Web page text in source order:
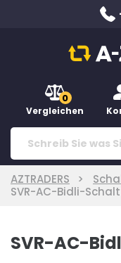
0
Vergleichen
AZTRADERS
SVR-AC-Bidli-
SVR-AC-